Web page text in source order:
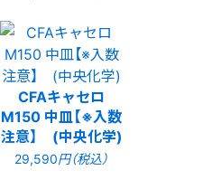
CFAキャセロ
M150 中皿【※入数
注意】 (中央化学)
29,590円（税込）